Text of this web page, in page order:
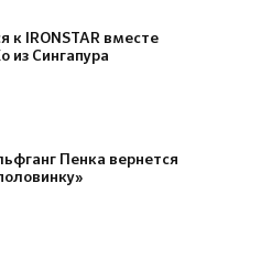
к IRONSTAR вместе
из Сингапура
Пенка вернется